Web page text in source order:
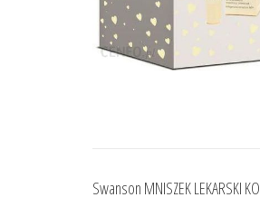
Swanson MNISZEK LEKARSKI